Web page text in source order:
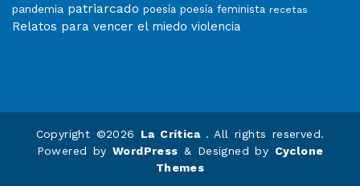
pandemia patriarcado poesía poesía feminista recetas
Relatos para vencer el miedo violencia
Copyright ©2026 La Crítica . All rights reserved.
Powered by WordPress & Designed by Cyclone
Themes